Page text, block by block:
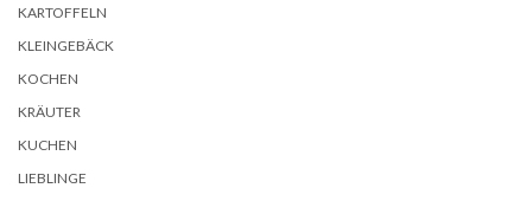
KARTOFFELN
KLEINGEBÄCK
KOCHEN
KRÄUTER
KUCHEN
LIEBLINGE